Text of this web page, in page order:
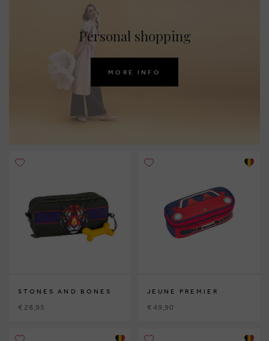
Personal shopping
MORE INFO
STONES AND BONES
€ 28,95
JEUNE PREMIER
€ 49,90